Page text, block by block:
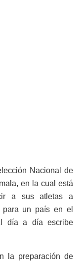
Nacional de
en la cual está
a sus atletas a
para un país en el
día a día escribe
la preparación de